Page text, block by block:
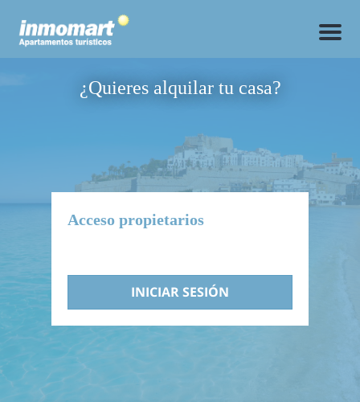
M
¿Quieres alquilar tu casa?
Acceso propietarios